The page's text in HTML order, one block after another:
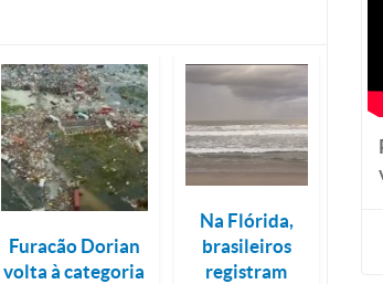
Furacão Dorian
volta à categoria
Na Flórida,
brasileiros
registram